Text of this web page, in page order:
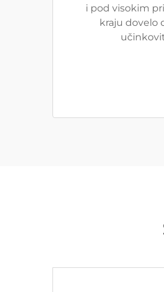
i pod visokim
kraju dovelo